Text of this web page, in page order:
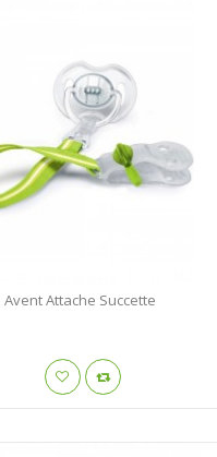
Avent Attache Succette